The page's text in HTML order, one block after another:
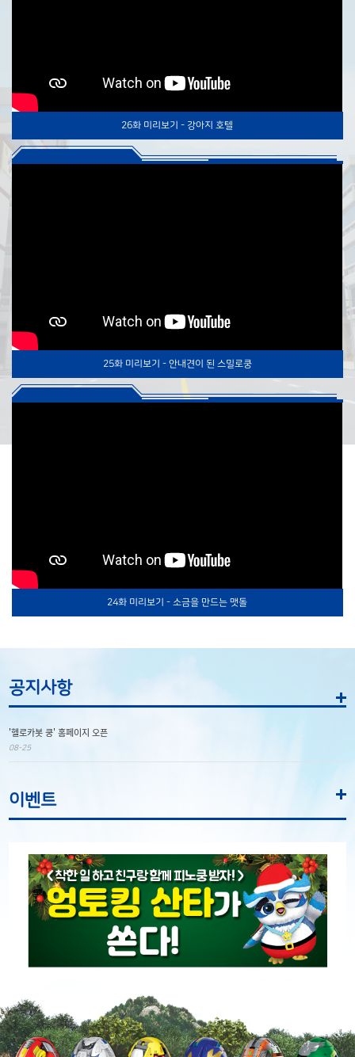
26화 미리보기 - 강아지 호텔
25화 미리보기 - 안내견이 된 스밀로쿵
24화 미리보기 - 소금을 만드는 맷돌
공지사항
'헬로카봇 쿵' 홈페이지 오픈
08-25
이벤트